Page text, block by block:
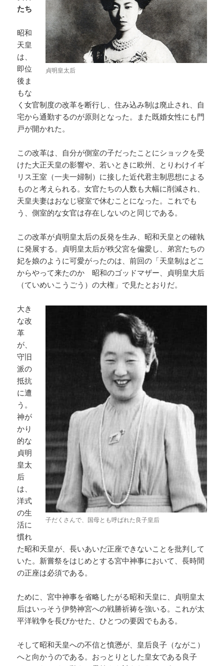
貞明皇太后
たち
昭和
天皇
は、
即位
後ま
もな
く女官制度の改革を断行し、住み込み制は廃止され、自
宅から通勤するのが原則となった。また既婚女性にも門
戸が開かれた。
この改革は、自分が側室の子だったことにショックを受
けた大正天皇の影響や、若いときに欧州、とりわけイギ
リス王室（一夫一婦制）に接した近代君主制思想による
ものと考えられる。女官たちの人数も大幅に削減され、
天皇夫妻はおなじ寝室で休むことになった。これでも
う、側室的な女官は存在しないのと同じである。
この改革が貞明皇太后の反発を生み、昭和天皇との確執
に発展する。貞明皇太后が秩父宮を偏愛し、弟宮たちの
妃を娘のように可愛がったのは、前回の「天皇制はどこ
からやって来たのか 昭和のゴッドマザー、貞明皇大后
（ていめいこうごう）の大権」で見たとおりだ。
子だくさんで、国母とも呼ばれた良子皇后
大き
な改
革
が、
守旧
派の
抵抗
に遭
う。
神が
かり
的な
貞明
皇太
后
は、
洋式
の生
活に
慣れ
た昭和天皇が、長いあいだ正座できないことを批判して
いた。新嘗祭をはじめとする宮中神事において、長時間
の正座は必須である。
ために、宮中神事を省略したがる昭和天皇に、貞明皇太
后はいっそう伊勢神宮への戦勝祈祷を強いる。これが太
平洋戦争を長びかせた、ひとつの要因でもある。
そして昭和天皇への不信と憤懣が、皇后良子（ながこ）
へと向かうのである。おっとりとした皇女である良子